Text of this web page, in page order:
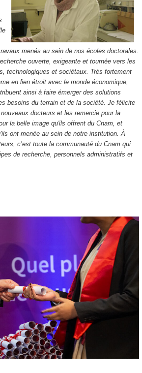
menés au sein de nos écoles doctorales.
ouverte, exigeante et tournée vers les
technologiques et sociétaux. Très fortement
en lien étroit avec le monde économique,
ainsi à faire émerger des solutions
besoins du terrain et de la société. Je félicite
docteurs et les remercie pour la
la belle image qu'ils offrent du Cnam, et
ont menée au sein de notre institution. À
c’est toute la communauté du Cnam qui
de recherche, personnels administratifs et